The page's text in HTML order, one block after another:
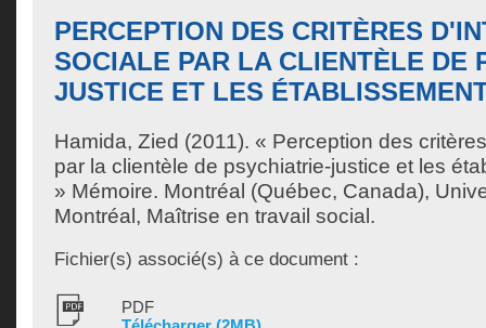
PERCEPTION DES CRITÈRES
SOCIALE PAR LA CLIENTÈLE DE
JUSTICE ET LES
Hamida, Zied (2011). « Perception des
par la clientèle de psychiatrie-justice et les
» Mémoire. Montréal (Québec, Canada),
Montréal, Maîtrise en travail social.
Fichier(s) associé(s) à ce document :
PDF